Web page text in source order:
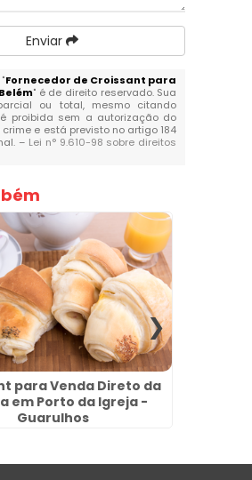
Enviar
Fornecedor de Croissant para
" é de direito reservado. Sua
ou total, mesmo citando
proibida sem a autorização do
crime e está previsto no artigo 184
– Lei n° 9.610-98 sobre direitos
para Venda Direto da
em Porto da Igreja -
Guarulhos